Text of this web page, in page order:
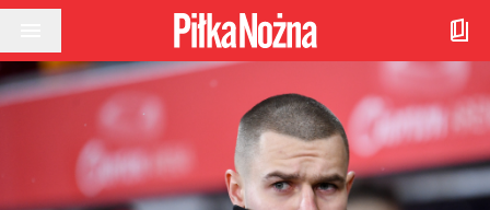
Przejdź do treści